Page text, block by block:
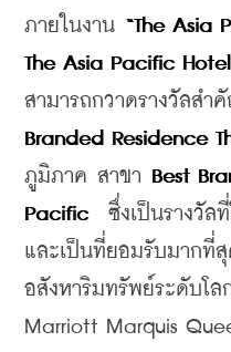
ภายในงาน “The Asia
The Asia Pacific
สามารถกวาดรางวัลสำ
Branded Residence
ภูมิภาค สาขา Best
Pacific ซึ่งเป็นรางวัล
และเป็นที่ยอมรับมากที่
อสังหาริมทรัพย์ระดับโ
Marriott Marquis